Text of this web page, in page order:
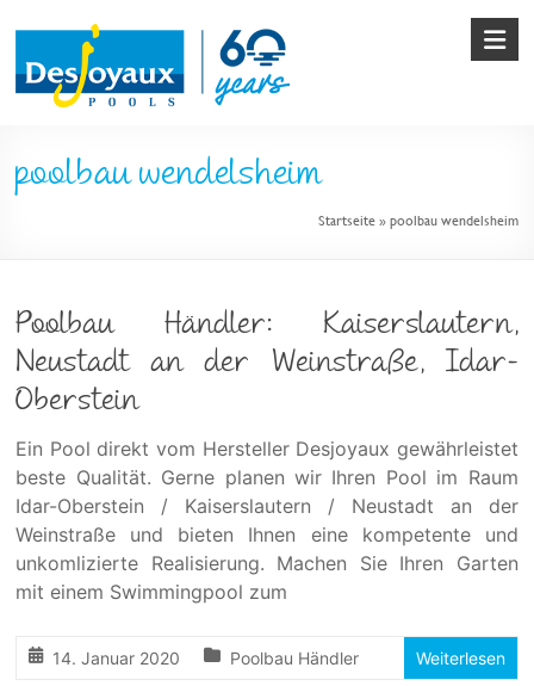
content
&
Desjoyaux
poolbau wendelsheim
Startseite»poolbau wendelsheim
Poolbau Händler: Kaiserslautern,
Neustadt an der Weinstraße, Idar-
Oberstein
Ein Pool direkt vom Hersteller Desjoyaux gewährleistet
beste Qualität. Gerne planen wir Ihren Pool im Raum
Idar-Oberstein / Kaiserslautern / Neustadt an der
Weinstraße und bieten Ihnen eine kompetente und
unkomlizierte Realisierung. Machen Sie Ihren Garten
mit einem Swimmingpool zum
14. Januar 2020 Poolbau Händler Weiterlesen